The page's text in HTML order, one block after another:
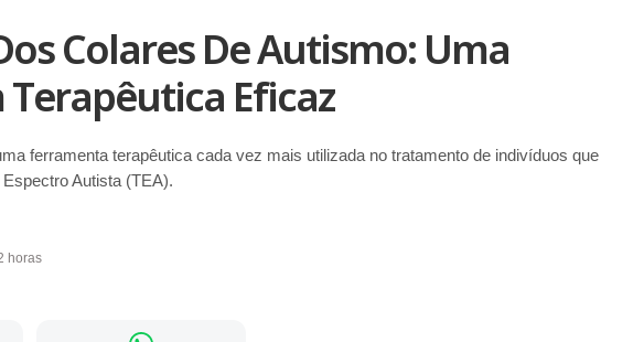
Colares De Autismo: Uma
Eficaz
ferramenta terapêutica cada vez mais utilizada no tratamento de indivíduos que
Autista (TEA).
horas